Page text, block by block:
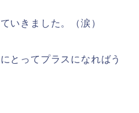
いきました。（涙）
とってプラスになればう